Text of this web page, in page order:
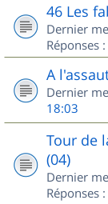
46 Les
Dernier
Réponses :
A
Dernier
18:03
Tour de
(04)
Dernier
Réponses :